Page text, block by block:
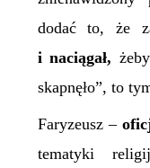
dodać to, że
i naciągał,
skapnęło”, to
Faryzeusz –
tematyki